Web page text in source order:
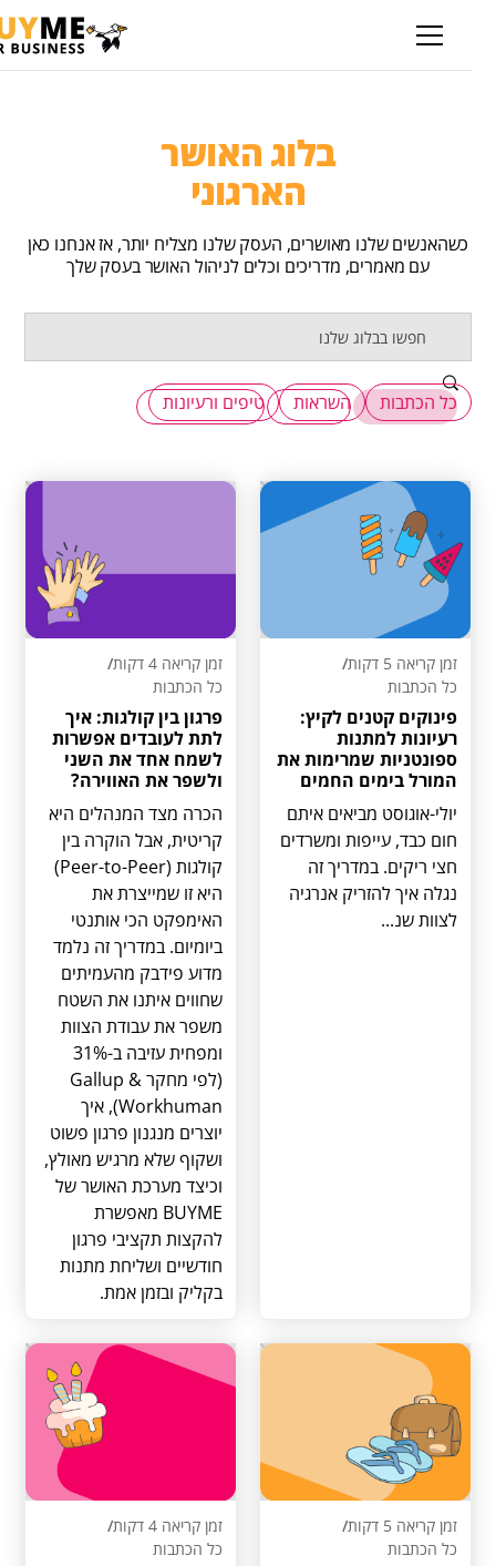
בלוג האושר
הארגוני
כשהאנשים שלנו מאושרים, העסק שלנו מצליח יותר, אז אנחנו כאן
עם מאמרים, מדריכים וכלים לניהול האושר בעסק שלך
כל הכתבות השראות טיפים ורעיונות
זמן קריאה 5 דקות
/
כל הכתבות
פינוקים קטנים לקיץ:
רעיונות למתנות
ספונטניות שמרימות את
המורל בימים החמים
יולי-אוגוסט מביאים איתם
חום כבד, עייפות ומשרדים
חצי ריקים. במדריך זה
נגלה איך להזריק אנרגיה
לצוות שנ...
זמן קריאה 4 דקות
/
כל הכתבות
פרגון בין קולגות: איך
לתת לעובדים אפשרות
לשמח אחד את השני
ולשפר את האווירה?
הכרה מצד המנהלים היא
קריטית, אבל הוקרה בין
קולגות (Peer-to-Peer)
היא זו שמייצרת את
האימפקט הכי אותנטי
ביומיום. במדריך זה נלמד
מדוע פידבק מהעמיתים
שחווים איתנו את השטח
משפר את עבודת הצוות
ומפחית עזיבה ב-31%
(לפי מחקר Gallup &
Workhuman), איך
יוצרים מנגנון פרגון פשוט
ושקוף שלא מרגיש מאולץ,
וכיצד מערכת האושר של
BUYME מאפשרת
להקצות תקציבי פרגון
חודשיים ושליחת מתנות
בקליק ובזמן אמת.
זמן קריאה 5 דקות
/
כל הכתבות
זמן קריאה 4 דקות
/
כל הכתבות